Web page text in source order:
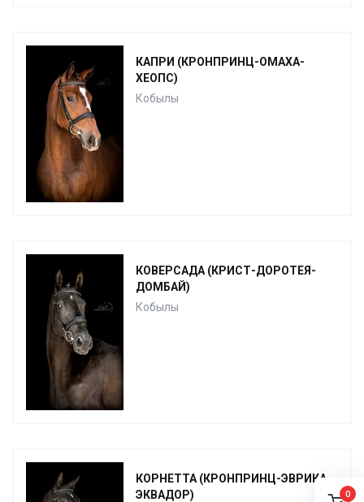
КАПРИ (КРОНПРИНЦ-ОМАХА-
ХЕОПС)
Кобылы
КОВЕРСАДА (КРИСТ-ДОРОТЕЯ-
ДОМБАЙ)
Кобылы
КОРНЕТТА (КРОНПРИНЦ-ЭВРИКА-
ЭКВАДОР)
0